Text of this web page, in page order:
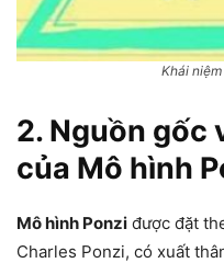
Khái
2. Nguồn gốc
của Mô hình
Mô hình Ponzi được đặt
Charles Ponzi, có xuất